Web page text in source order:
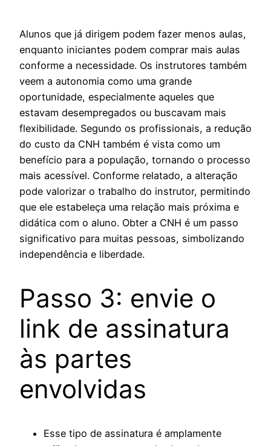
Alunos que já dirigem podem fazer menos aulas,
enquanto iniciantes podem comprar mais aulas
conforme a necessidade. Os instrutores também
veem a autonomia como uma grande
oportunidade, especialmente aqueles que
estavam desempregados ou buscavam mais
flexibilidade. Segundo os profissionais, a redução
do custo da CNH também é vista como um
benefício para a população, tornando o processo
mais acessível. Conforme relatado, a alteração
pode valorizar o trabalho do instrutor, permitindo
que ele estabeleça uma relação mais próxima e
didática com o aluno. Obter a CNH é um passo
significativo para muitas pessoas, simbolizando
independência e liberdade.
Passo 3: envie o
link de assinatura
às partes
envolvidas
Esse tipo de assinatura é amplamente